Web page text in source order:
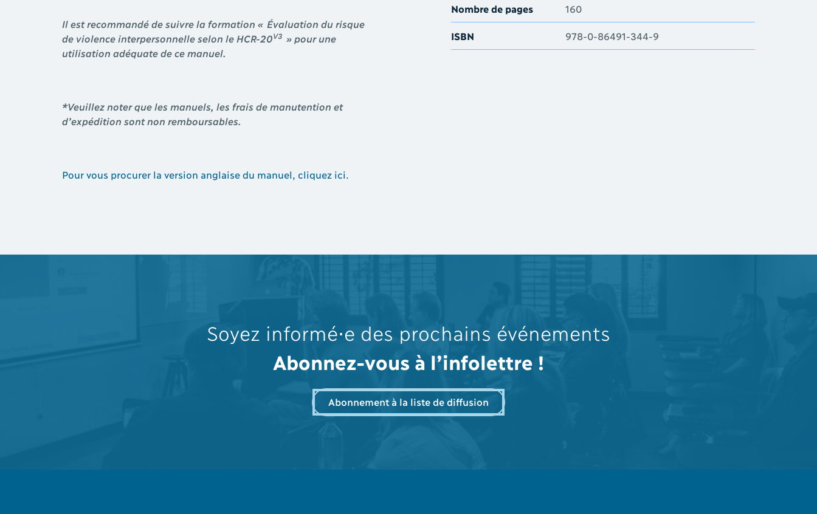
Il est recommandé de suivre la formation « Évaluation du risque
de violence interpersonnelle selon le HCR-20V3 » pour une
utilisation adéquate de ce manuel.
*Veuillez noter que les manuels, les frais de manutention et
d’expédition sont non remboursables.
Pour vous procurer la version anglaise du manuel, cliquez ici.
Nombre de pages 160
ISBN 978-0-86491-344-9
Soyez informé⋅e des prochains événements
Abonnez-vous à l’infolettre !
Abonnement à la liste de diffusion